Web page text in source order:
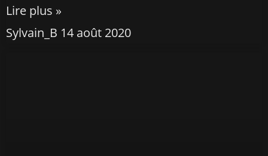
Lire plus »
Sylvain_B 14 août 2020